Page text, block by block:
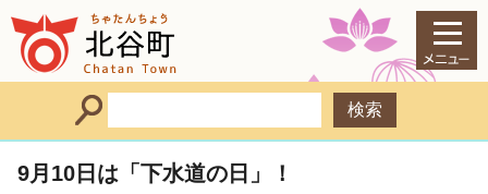
9月10日は「下水道の日」！